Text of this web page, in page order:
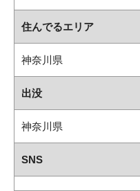
住んでるエリア
神奈川県
出没
神奈川県
SNS